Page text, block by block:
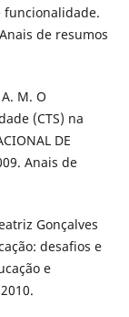
funcionalidade.
de resumos
M. O
(CTS) na
DE
Anais de
Gonçalves
desafios e
e